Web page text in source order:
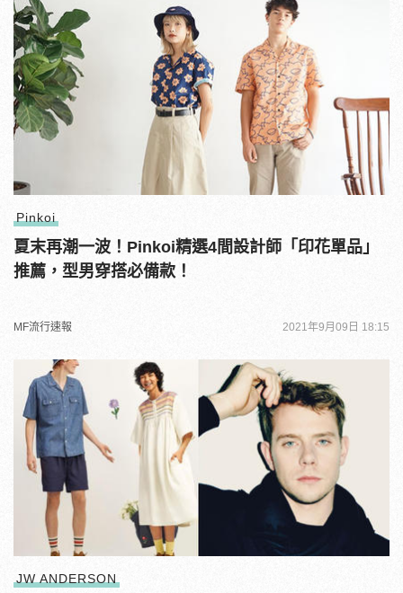
Pinkoi
夏末再潮一波！Pinkoi精選4間設計師「印花單品」
推薦，型男穿搭必備款！
MF流行速報 2021年9月09日 18:15
JW ANDERSON